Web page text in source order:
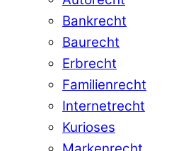
Bankrecht
Baurecht
Erbrecht
Familienrecht
Internetrecht
Kurioses